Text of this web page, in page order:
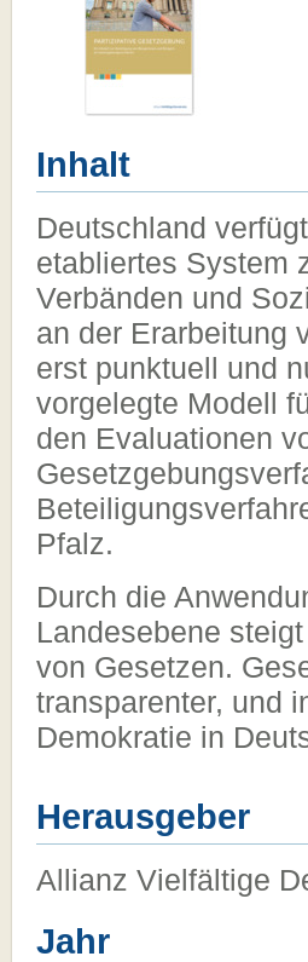
Inhalt
Deutschland
etabliertes System
Verbänden und
an der Erarbeitung
erst punktuell und
vorgelegte Modell
den Evaluationen
Pfalz.
Durch die
Landesebene
von Gesetzen.
transparenter, und
Demokratie in
Herausgeber
Allianz Vielfältige
Jahr